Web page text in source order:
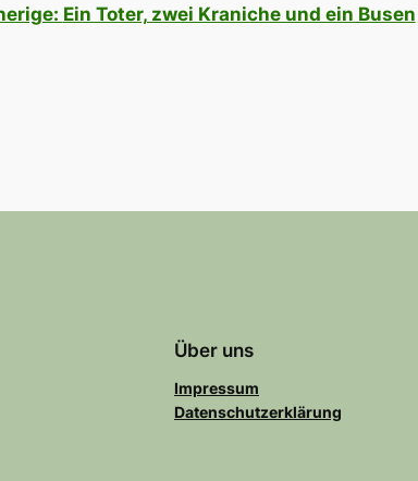
Ein Toter, zwei Kraniche und ein Busen
Über uns
Impressum
Datenschutzerklärung